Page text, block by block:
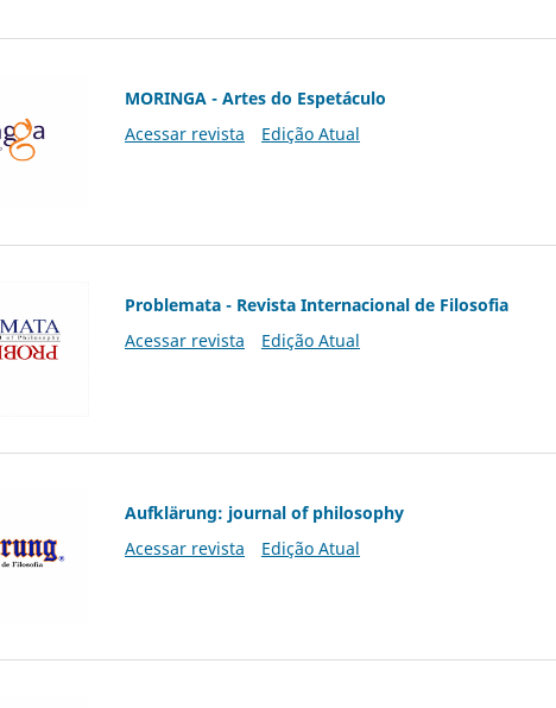
MORINGA - Artes do Espetáculo
Acessar revista
Edição Atual
Problemata - Revista Internacional de Filosofia
Acessar revista
Edição Atual
Aufklärung: journal of philosophy
Acessar revista
Edição Atual